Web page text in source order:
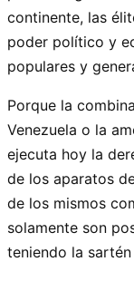
continente, las
poder político y
populares y
Porque la
Venezuela o la
ejecuta hoy la
de los aparatos
de los mismos
solamente son
teniendo la